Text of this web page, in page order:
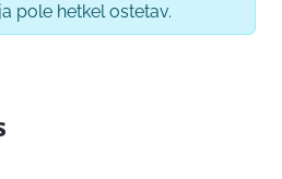
pole hetkel ostetav.